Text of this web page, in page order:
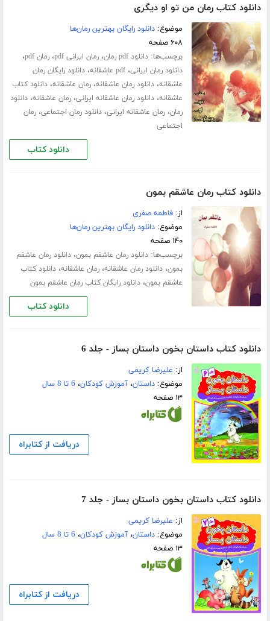
دانلود کتاب رمان من تو او دیگری
موضوع:دانلود رایگان بهترین رمان‌ها
۶۰۸ صفحه
برچسب‌ها:دانلود pdf رمان ،رمان ایرانی pdf ،رمان pdf ،
دانلود رمان ایرانی،pdf عاشقانه ،دانلود رایگان رمان
عاشقانه،دانلود رمان عاشقانه،رمان عاشقانه،دانلود کتاب
عاشقانه،دانلود رمان عاشقانه ایرانی،رمان عاشقانه،دانلود
رمان،رمان عاشقانه ایرانی،دانلود رمان اجتماعی،رمان
اجتماعی
دانلود کتاب
دانلود کتاب رمان عاشقم بمون
از:فاطمه صفری
موضوع:دانلود رایگان بهترین رمان‌ها
۱۴۰ صفحه
برچسب‌ها:دانلود رمان عاشقم بمون،دانلود رمان عاشقم
بمون،دانلود رمان عاشقانه،رمان عاشقانه،دانلود کتاب
عاشقم بمون،دانلود رایگان کتاب رمان عاشقم بمون
دانلود کتاب
دانلود کتاب داستان بخون داستان بساز - جلد 6
از: علیرضا کریمی
موضوع:داستان،آموزش کودکان، 6 تا 8 سال
۱۳ صفحه
دریافت از کتابراه
دانلود کتاب داستان بخون داستان بساز - جلد 7
از: علیرضا کریمی
موضوع:داستان،آموزش کودکان، 6 تا 8 سال
۱۳ صفحه
دریافت از کتابراه